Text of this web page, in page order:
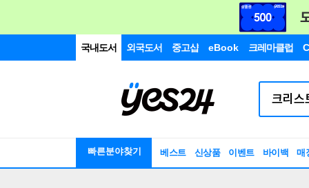
국내도서 외국도서 중고샵 eBook 크레마클럽
빠른분야찾기 베스트 신상품 이벤트 바이백 매